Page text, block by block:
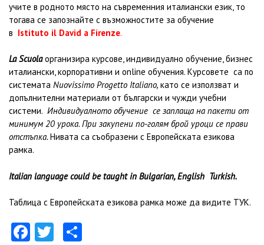
учите в родното място на съвременния италиански език, то
тогава се запознайте с възможностите за обучение
в Istituto il David a Firenze.
La Scuolaорганизира курсове, индивидуално обучение, бизнес
италиански, корпоративни и online обучения. Курсовете са по
системата Nuovissimo Progetto Italiano, като се използват и
допълнителни материали от български и чужди учебни
системи. Индивидуалното обучение се заплаща на пакети от
минимум 20 урока. При закупени по-голям брой уроци се прави
отстъпка.Нивата са съобразени с Европейската езикова
рамка.
Italian language could be taught in Bulgarian, English Turkish.
Таблица с Европейската езикова рамка може да видите ТУК.
Facebook
Twitter